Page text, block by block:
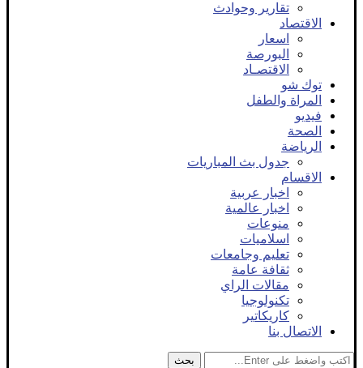
تقارير وحوادث
الاقتصاد
اسعار
البورصة
الاقتصـاد
توك شو
المراة والطفل
فيديو
الصحة
الرياضة
جدول بث المباريات
الاقسام
اخبار عربية
اخبار عالمية
منوعات
اسلاميات
تعليم وجامعات
ثقافة عامة
مقالات الراي
تكنولوجيا
كاريكاتير
الاتصال بنا
بحث